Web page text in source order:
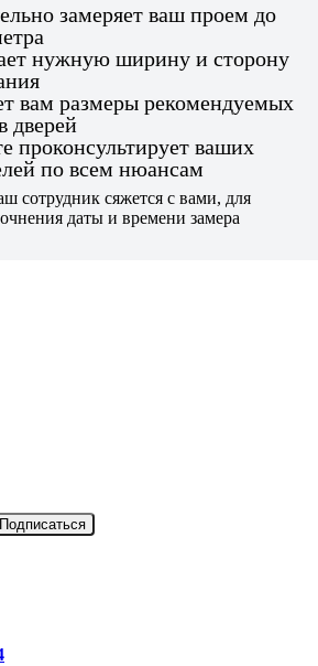
замеряет ваш проем до
нужную ширину и сторону
вам размеры рекомендуемых
дверей
проконсультирует ваших
по всем нюансам
сотрудник сяжется с вами, для
даты и времени замера